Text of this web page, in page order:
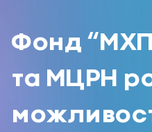
Фонд
та МЦРН